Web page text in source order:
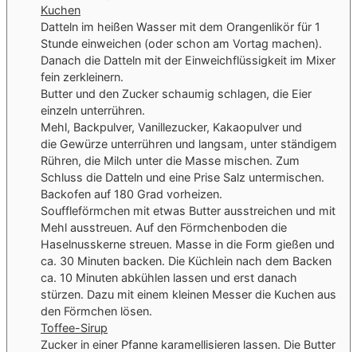
Kuchen
Datteln im heißen Wasser mit dem Orangenlikör für 1
Stunde einweichen (oder schon am Vortag machen).
Danach die Datteln mit der Einweichflüssigkeit im Mixer
fein zerkleinern.
Butter und den Zucker schaumig schlagen, die Eier
einzeln unterrühren.
Mehl, Backpulver, Vanillezucker, Kakaopulver und
die Gewürze unterrühren und langsam, unter ständigem
Rühren, die Milch unter die Masse mischen. Zum
Schluss die Datteln und eine Prise Salz untermischen.
Backofen auf 180 Grad vorheizen.
Souffleförmchen mit etwas Butter ausstreichen und mit
Mehl ausstreuen. Auf den Förmchenboden die
Haselnusskerne streuen. Masse in die Form gießen und
ca. 30 Minuten backen. Die Küchlein nach dem Backen
ca. 10 Minuten abkühlen lassen und erst danach
stürzen. Dazu mit einem kleinen Messer die Kuchen aus
den Förmchen lösen.
Toffee-Sirup
Zucker in einer Pfanne karamellisieren lassen. Die Butter